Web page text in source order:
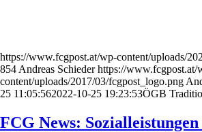
https://www.fcgpost.at/wp-content/uploads/
854 Andreas Schieder https://www.fcgpost.at/
content/uploads/2017/03/fcgpost_logo.png
25 11:05:562022-10-25 19:23:53ÖGB
FCG News: